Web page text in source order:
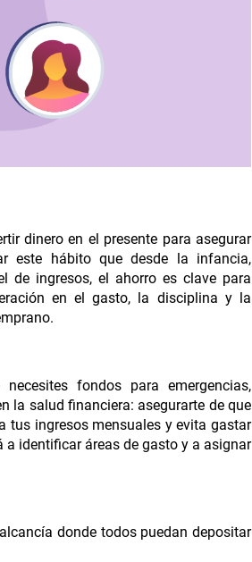
dinero en el presente para asegurar
este hábito que desde la infancia,
de ingresos, el ahorro es clave para
en el gasto, la disciplina y la
fondos para emergencias,
la salud financiera: asegurarte de que
tus ingresos mensuales y evita gastar
identificar áreas de gasto y a asignar
donde todos puedan depositar